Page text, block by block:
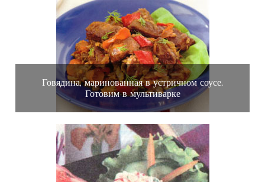
Говядина, маринованная в устричном соусе.
Готовим в мультиварке